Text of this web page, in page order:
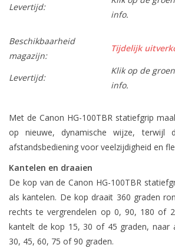
Levertijd:
info.
Beschikbaarheid
magazijn:
Tijdelijk
Levertijd:
Klik op de
info.
Met de Canon HG-100TBR statiefgrip
op nieuwe, dynamische wijze, terwijl
afstandsbediening voor veelzijdigheid en
Kantelen en draaien
De kop van de Canon HG-100TBR
als kantelen. De kop draait 360 graden
rechts te vergrendelen op 0, 90, 180 of
kantelt de kop 15, 30 of 45 graden, naar
30, 45, 60, 75 of 90 graden.